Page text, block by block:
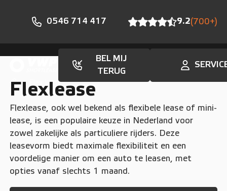
0546 714 417 9.2(700+)
BEL MIJ
TERUG
Flex lease
Flexlease
Flexlease, ook wel bekend als flexibele lease of mini-
lease, is een populaire keuze in Nederland voor
zowel zakelijke als particuliere rijders. Deze
leasevorm biedt maximale flexibiliteit en een
voordelige manier om een auto te leasen, met
opties vanaf slechts 1 maand.